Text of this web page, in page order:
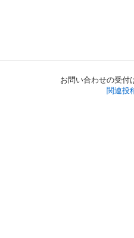
お問い合わせの受付
関連投